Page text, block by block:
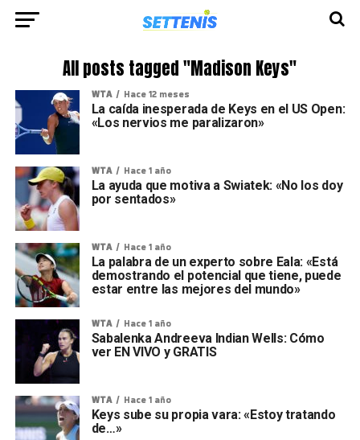
All posts tagged "Madison Keys"
WTA Hace 12 meses
La caída inesperada de Keys en el US Open:
«Los nervios me paralizaron»
WTA Hace 1 año
La ayuda que motiva a Swiatek: «No los doy
por sentados»
WTA Hace 1 año
La palabra de un experto sobre Eala: «Está
demostrando el potencial que tiene, puede
estar entre las mejores del mundo»
WTA Hace 1 año
Sabalenka Andreeva Indian Wells: Cómo
ver EN VIVO y GRATIS
WTA Hace 1 año
Keys sube su propia vara: «Estoy tratando
de…»